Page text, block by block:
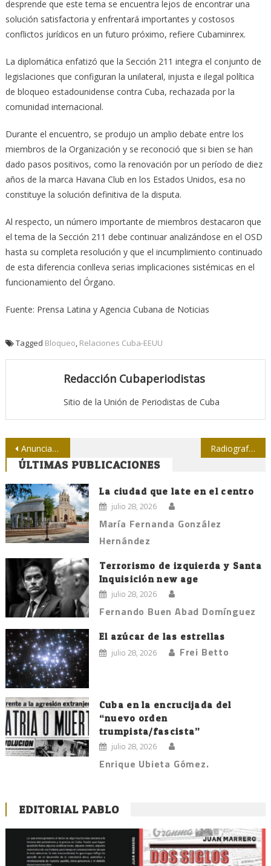
desprende que este tema se encuentra lejos de encontrar una
solución satisfactoria y enfrentará importantes y costosos
conflictos jurídicos en un futuro próximo, refiere Cubaminrex.
La diplomática enfatizó que la Sección 211 integra el conjunto de
legislaciones que configuran la unilateral, injusta e ilegal política
de bloqueo estadounidense contra Cuba, rechazada por la
comunidad internacional.
Durante el encuentro, se produjo un amplio debate entre los
miembros de la Organización y se reconoció que si bien se han
dado pasos positivos, como la renovación por un período de diez
años de la marca Havana Club en los Estados Unidos, esa no
constituye la solución definitiva de la disputa.
Al respecto, un número importante de miembros destacaron que
el tema de la Sección 211 debe continuar analizándose en el OSD
hasta su completa resolución y que el incumplimiento continuado
de esta diferencia conlleva serias implicaciones sistémicas en el
funcionamiento del Órgano.
Fuente: Prensa Latina y Agencia Cubana de Noticias
Tagged Bloqueo, Relaciones Cuba-EEUU
Redacción Cubaperiodistas
Sitio de la Unión de Periodistas de Cuba
Navegación
de
entradas
Anuncian premios periodísticos en Cienfuegos Radiografía latinoamericana y caribeña de fin de posgrado
ÚLTIMAS PUBLICACIONES
La ciudad que late en el centro
julio 28, 2026
María Fernanda González
Hernández
Terrorismo de izquierda y Santa
Inquisición new age
julio 28, 2026
Fernando Buen Abad Domínguez
El azúcar de las estrellas
julio 28, 2026 Frei Betto
Cuba en la encrucijada del
“nuevo orden
trumpista/fascista”
julio 28, 2026
Enrique Ubieta Gómez.
EDITORIAL PABLO